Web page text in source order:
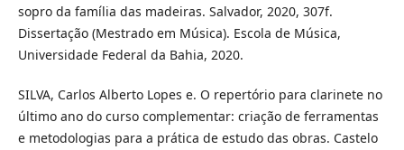
sopro da família das madeiras. Salvador, 2020, 307f.
Dissertação (Mestrado em Música). Escola de Música,
Universidade Federal da Bahia, 2020.
SILVA, Carlos Alberto Lopes e. O repertório para clarinete no
último ano do curso complementar: criação de ferramentas
e metodologias para a prática de estudo das obras. Castelo